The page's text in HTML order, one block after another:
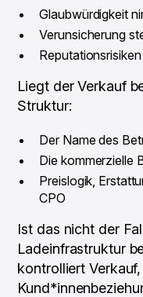
Glaubwürdigkeit
Verunsicherung
Liegt der Verkauf
Struktur:
Der Name des
Die kommerzielle
Preislogik,
CPO
Ist das nicht der
Ladeinfrastruktur
kontrolliert